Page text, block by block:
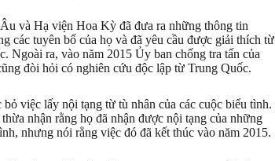
và Hạ viện Hoa Kỳ đã đưa ra những thông tin
các tuyên bố của họ và đã yêu cầu được giải thích từ
Ngoài ra, vào năm 2015 Ủy ban chống tra tấn của
đòi hỏi có nghiên cứu độc lập từ Trung Quốc.
bỏ việc lấy nội tạng từ tù nhân của các cuộc biểu tình.
nhận rằng họ đã nhận được nội tạng của những
nhưng nói rằng việc đó đã kết thúc vào năm 2015.